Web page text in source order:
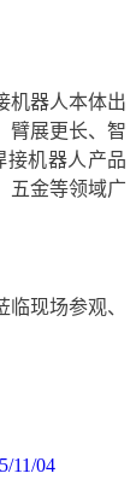
机器人本体出
臂展更长、智
接机器人产品
五金等领域广
现场参观、
11/04